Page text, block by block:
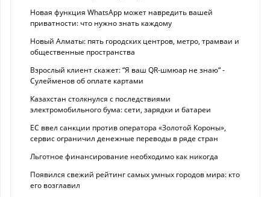
Новая функция WhatsApp может навредить вашей
приватности: что нужно знать каждому
Новый Алматы: пять городских центров, метро, трамваи и
общественные пространства
Взрослый клиент скажет: “Я ваш QR-шмюар не знаю“ -
Сулейменов об оплате картами
Казахстан столкнулся с последствиями
электромобильного бума: сети, зарядки и батареи
ЕС ввел санкции против оператора «Золотой Короны»,
сервис ограничил денежные переводы в ряде стран
Льготное финансирование необходимо как никогда
Появился свежий рейтинг самых умных городов мира: кто
его возглавил